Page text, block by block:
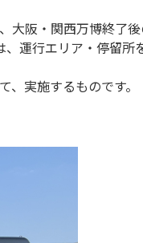
大阪・関西万博終了
運行エリア・停留所
、実施するものです。